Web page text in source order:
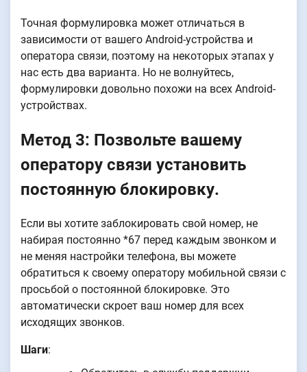
Точная формулировка может отличаться в
зависимости от вашего Android-устройства и
оператора связи, поэтому на некоторых этапах у
нас есть два варианта. Но не волнуйтесь,
формулировки довольно похожи на всех Android-
устройствах.
Метод 3: Позвольте вашему
оператору связи установить
постоянную блокировку.
Если вы хотите заблокировать свой номер, не
набирая постоянно *67 перед каждым звонком и
не меняя настройки телефона, вы можете
обратиться к своему оператору мобильной связи с
просьбой о постоянной блокировке. Это
автоматически скроет ваш номер для всех
исходящих звонков.
Шаги: